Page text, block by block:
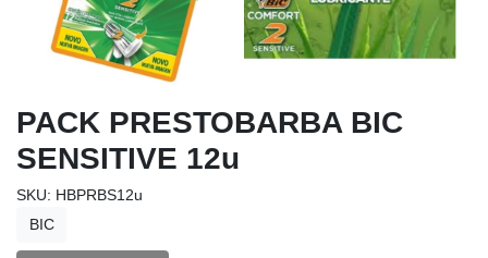
PACK PRESTOBARBA BIC
SENSITIVE 12u
SKU: HBPRBS12u
BIC